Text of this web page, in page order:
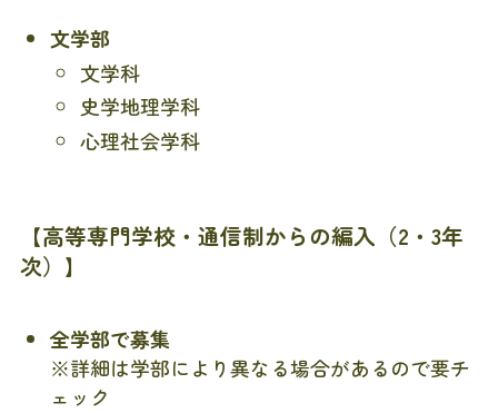
文学部
文学科
史学地理学科
心理社会学科
【高等専門学校・通信制からの編入（2・3年
次）】
全学部で募集
※詳細は学部により異なる場合があるので要チ
ェック